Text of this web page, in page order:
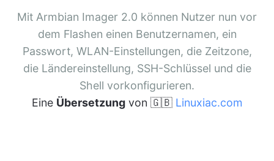
Mit Armbian Imager 2.0 können Nutzer nun vor
dem Flashen einen Benutzernamen, ein
Passwort, WLAN-Einstellungen, die Zeitzone,
die Ländereinstellung, SSH-Schlüssel und die
Shell vorkonfigurieren.
Eine Übersetzungvon 🇬🇧 Linuxiac.com